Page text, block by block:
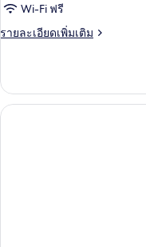
งบิส
ซิ
สดับ
เบิล
Wi-Fi ฟรี
รายละเอียดเพิ่มเติม
ราย
เกี่ยว
กับ
ห้อ